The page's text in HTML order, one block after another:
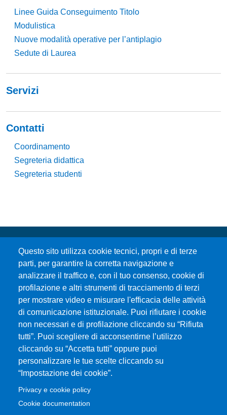
Linee Guida Conseguimento Titolo
Modulistica
Nuove modalità operative per l’antiplagio
Sedute di Laurea
Servizi
Contatti
Coordinamento
Segreteria didattica
Segreteria studenti
Questo sito utilizza cookie tecnici, propri e di terze
parti, per garantire la corretta navigazione e
analizzare il traffico e, con il tuo consenso, cookie di
profilazione e altri strumenti di tracciamento di terzi
per mostrare video e misurare l'efficacia delle attività
di comunicazione istituzionale. Puoi rifiutare i cookie
non necessari e di profilazione cliccando su “Rifiuta
tutti”. Puoi scegliere di acconsentirne l’utilizzo
cliccando su “Accetta tutti” oppure puoi
personalizzare le tue scelte cliccando su
“Impostazione dei cookie”.
Privacy e cookie policy
Cookie documentation
Università degli Studi di Messina
Piazza Pugliatti, 1 - 98122 Messina
Cod. Fiscale 80004070837
P.IVA 00724160833
Centralino: 090 676 1
MENÙ SOCIAL
MENÙ FOOTER 1
Accessibility statement